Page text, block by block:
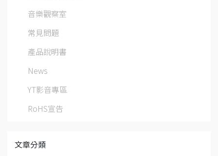
音樂觀察室
常見問題
產品說明書
News
YT影音專區
RoHS宣告
文章分類